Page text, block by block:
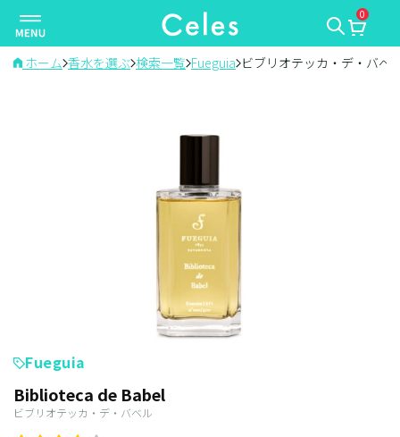
ナ
ビ
ゲ
0
ホーム 香水を選ぶ 検索一覧 Fueguia ビブリオテッカ・デ・バベ
Fueguia
Biblioteca de Babel
ビブリオテッカ・デ・バベル